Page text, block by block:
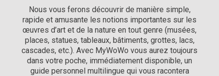
Nous vous ferons découvrir de manière simple,
rapide et amusante les notions importantes sur les
œuvres d’art et de la nature en tout genre (musées,
places, statues, tableaux, bâtiments, grottes, lacs,
cascades, etc.). Avec MyWoWo vous aurez toujours
dans votre poche, immédiatement disponible, un
guide personnel multilingue qui vous racontera